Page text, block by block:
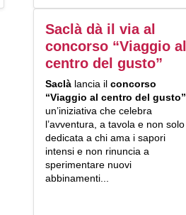
Saclà dà il via al
concorso “Viaggio al
centro del gusto”
Saclà lancia ilconcorso
“Viaggio al centro del gusto”
un’iniziativa che celebra
l’avventura, a tavola e non solo
dedicata a chi ama i sapori
intensi e non rinuncia a
sperimentare nuovi
abbinamenti...